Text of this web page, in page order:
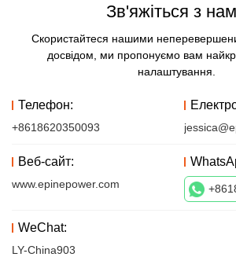
Зв'яжіться з
Скористайтеся нашими
досвідом, ми пропонуємо вам
налаштування.
Телефон:
+8618620350093
Веб-сайт:
www.epinepower.com
WeChat:
LY-China903